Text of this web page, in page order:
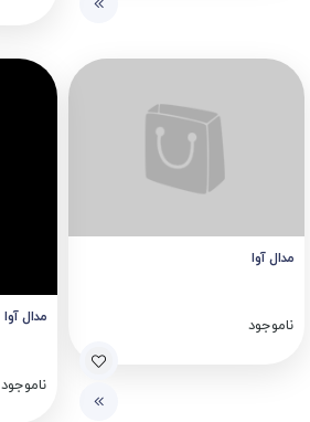
مدال آوا
ناموجود مدال آوا
ناموجود